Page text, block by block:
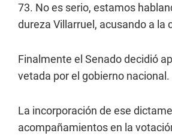
73. No es serio, estamos
dureza Villarruel, acusando a la
Finalmente el Senado decidió
vetada por el gobierno nacional.
La incorporación de ese
acompañamientos en la